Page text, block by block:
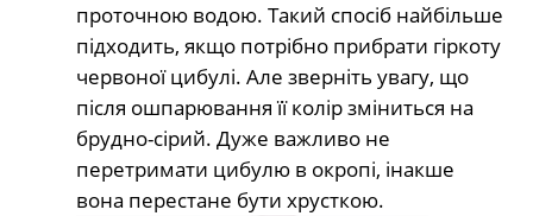
проточною водою. Такий спосіб найбільше
підходить, якщо потрібно прибрати гіркоту
червоної цибулі. Але зверніть увагу, що
після ошпарювання її колір зміниться на
брудно-сірий. Дуже важливо не
перетримати цибулю в окропі, інакше
вона перестане бути хрусткою.